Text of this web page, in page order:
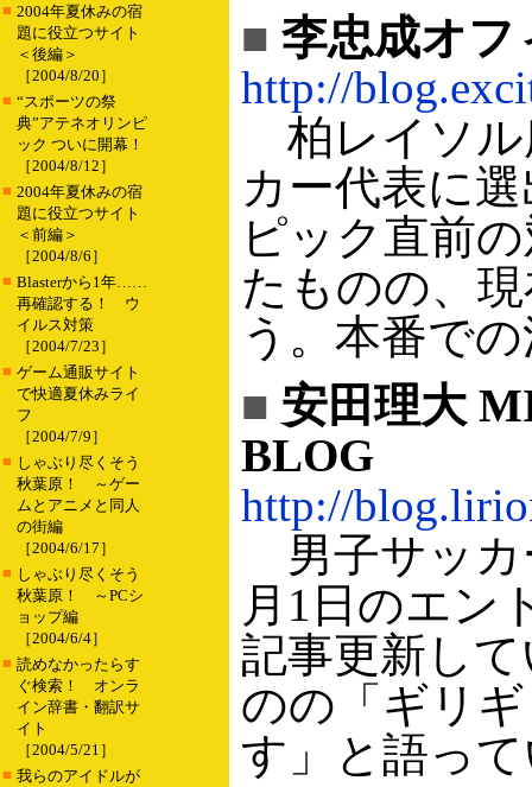
■ 2004年夏休みの宿
題に役立つサイト
＜後編＞
［2004/8/20］
■ “スポーツの祭
典”アテネオリンピ
ック ついに開幕！
［2004/8/12］
■ 2004年夏休みの宿
題に役立つサイト
＜前編＞
［2004/8/6］
■ Blasterから1年……
再確認する！ ウ
イルス対策
［2004/7/23］
■ ゲーム通販サイト
で快適夏休みライ
フ
［2004/7/9］
■ しゃぶり尽くそう
秋葉原！ ～ゲー
ムとアニメと同人
の街編
［2004/6/17］
■ しゃぶり尽くそう
秋葉原！ ～PCシ
ョップ編
［2004/6/4］
■ 読めなかったらす
ぐ検索！ オンラ
イン辞書・翻訳サ
イト
［2004/5/21］
■ 我らのアイドルが
■ 李忠成オ
http://
柏レイソル
カー代表に
ピック直前
たものの、
う。本番で
■ 安田理大
BLOG
http://
男子サッカ
月1日のエン
記事更新し
のの「ギリ
す」と語っ